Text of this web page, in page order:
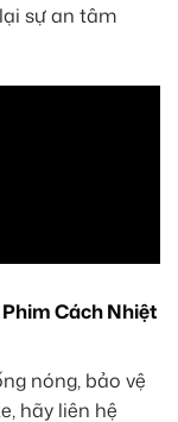
sự an tâm
Cách Nhiệt
nóng, bảo vệ
hãy liên hệ